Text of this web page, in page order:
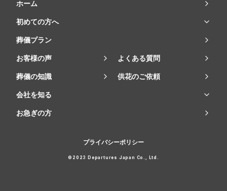
ホーム
初めての方へ
葬儀プラン
お客様の声 よくある質問
葬儀の知識 供花のご依頼
会社を知る
お急ぎの方
プライバシーポリシー
©2023 Departures Japan Co., Ltd.